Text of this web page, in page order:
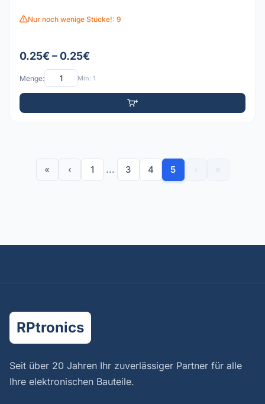
Nur noch wenige Stücke!: 9
0.25€ – 0.25€
Menge: Min: 1
« ‹ 1 ... 3 4 5
RPtronics
Seit über 20 Jahren Ihr zuverlässiger Partner für alle
Ihre elektronischen Bauteile.